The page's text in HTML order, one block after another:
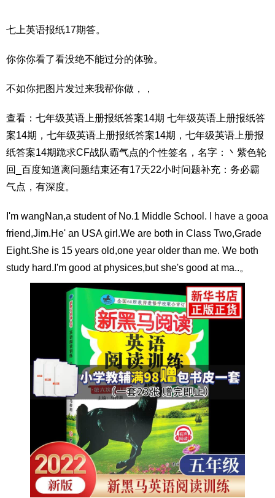
七上英语报纸17期答。
你你你看了看没绝不能过分的体验。
不如你把图片发过来我帮你做，，
查看：七年级英语上册报纸答案14期 七年级英语上册报纸答
案14期，七年级英语上册报纸答案14期，七年级英语上册报
纸答案14期跪求CF战队霸气点的个性签名，名字：丶紫色轮
回_百度知道离问题结束还有17天22小时问题补充：务必霸
气点，有深度。
I'm wangNan,a student of No.1 Middle School. I have a gooa
friend,Jim.He' an USA girl.We are both in Class Two,Grade
Eight.She is 15 years old,one year older than me. We both
study hard.I'm good at physices,but she's good at ma..。